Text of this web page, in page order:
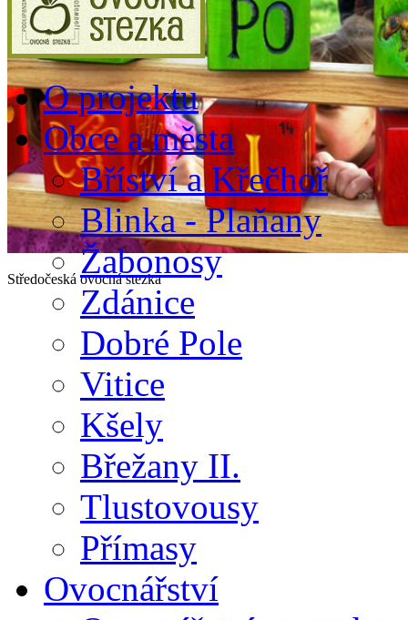
Středočeská ovocná stezka
O projektu
Obce a města
Bříství a Křečhoř
Blinka - Plaňany
Žabonosy
Zdánice
Dobré Pole
Vitice
Kšely
Břežany II.
Tlustovousy
Přímasy
Ovocnářství